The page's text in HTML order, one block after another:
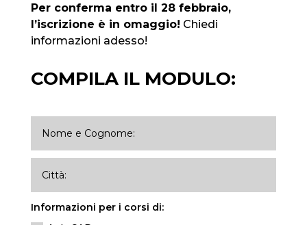
Per conferma entro il 28 febbraio,
l’iscrizione è in omaggio! Chiedi
informazioni adesso!
COMPILA IL MODULO:
Informazioni per i corsi di: